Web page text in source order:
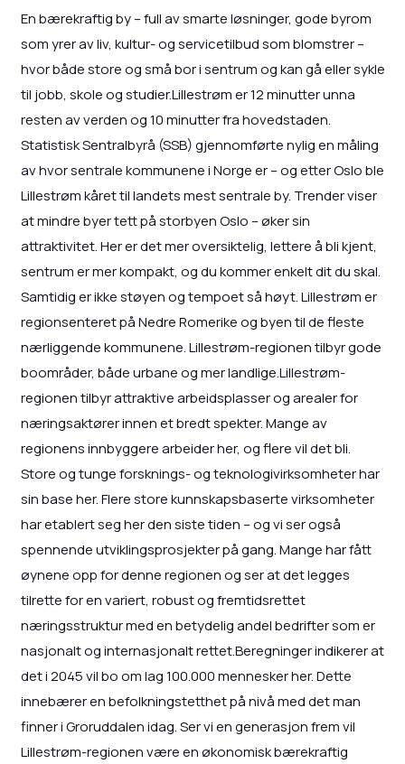
En bærekraftig by – full av smarte løsninger, gode byrom
som yrer av liv, kultur- og servicetilbud som blomstrer –
hvor både store og små bor i sentrum og kan gå eller sykle
til jobb, skole og studier.Lillestrøm er 12 minutter unna
resten av verden og 10 minutter fra hovedstaden.
Statistisk Sentralbyrå (SSB) gjennomførte nylig en måling
av hvor sentrale kommunene i Norge er – og etter Oslo ble
Lillestrøm kåret til landets mest sentrale by. Trender viser
at mindre byer tett på storbyen Oslo – øker sin
attraktivitet. Her er det mer oversiktelig, lettere å bli kjent,
sentrum er mer kompakt, og du kommer enkelt dit du skal.
Samtidig er ikke støyen og tempoet så høyt. Lillestrøm er
regionsenteret på Nedre Romerike og byen til de fleste
nærliggende kommunene. Lillestrøm-regionen tilbyr gode
boområder, både urbane og mer landlige.Lillestrøm-
regionen tilbyr attraktive arbeidsplasser og arealer for
næringsaktører innen et bredt spekter. Mange av
regionens innbyggere arbeider her, og flere vil det bli.
Store og tunge forsknings- og teknologivirksomheter har
sin base her. Flere store kunnskapsbaserte virksomheter
har etablert seg her den siste tiden – og vi ser også
spennende utviklingsprosjekter på gang. Mange har fått
øynene opp for denne regionen og ser at det legges
tilrette for en variert, robust og fremtidsrettet
næringsstruktur med en betydelig andel bedrifter som er
nasjonalt og internasjonalt rettet.Beregninger indikerer at
det i 2045 vil bo om lag 100.000 mennesker her. Dette
innebærer en befolkningstetthet på nivå med det man
finner i Groruddalen idag. Ser vi en generasjon frem vil
Lillestrøm-regionen være en økonomisk bærekraftig